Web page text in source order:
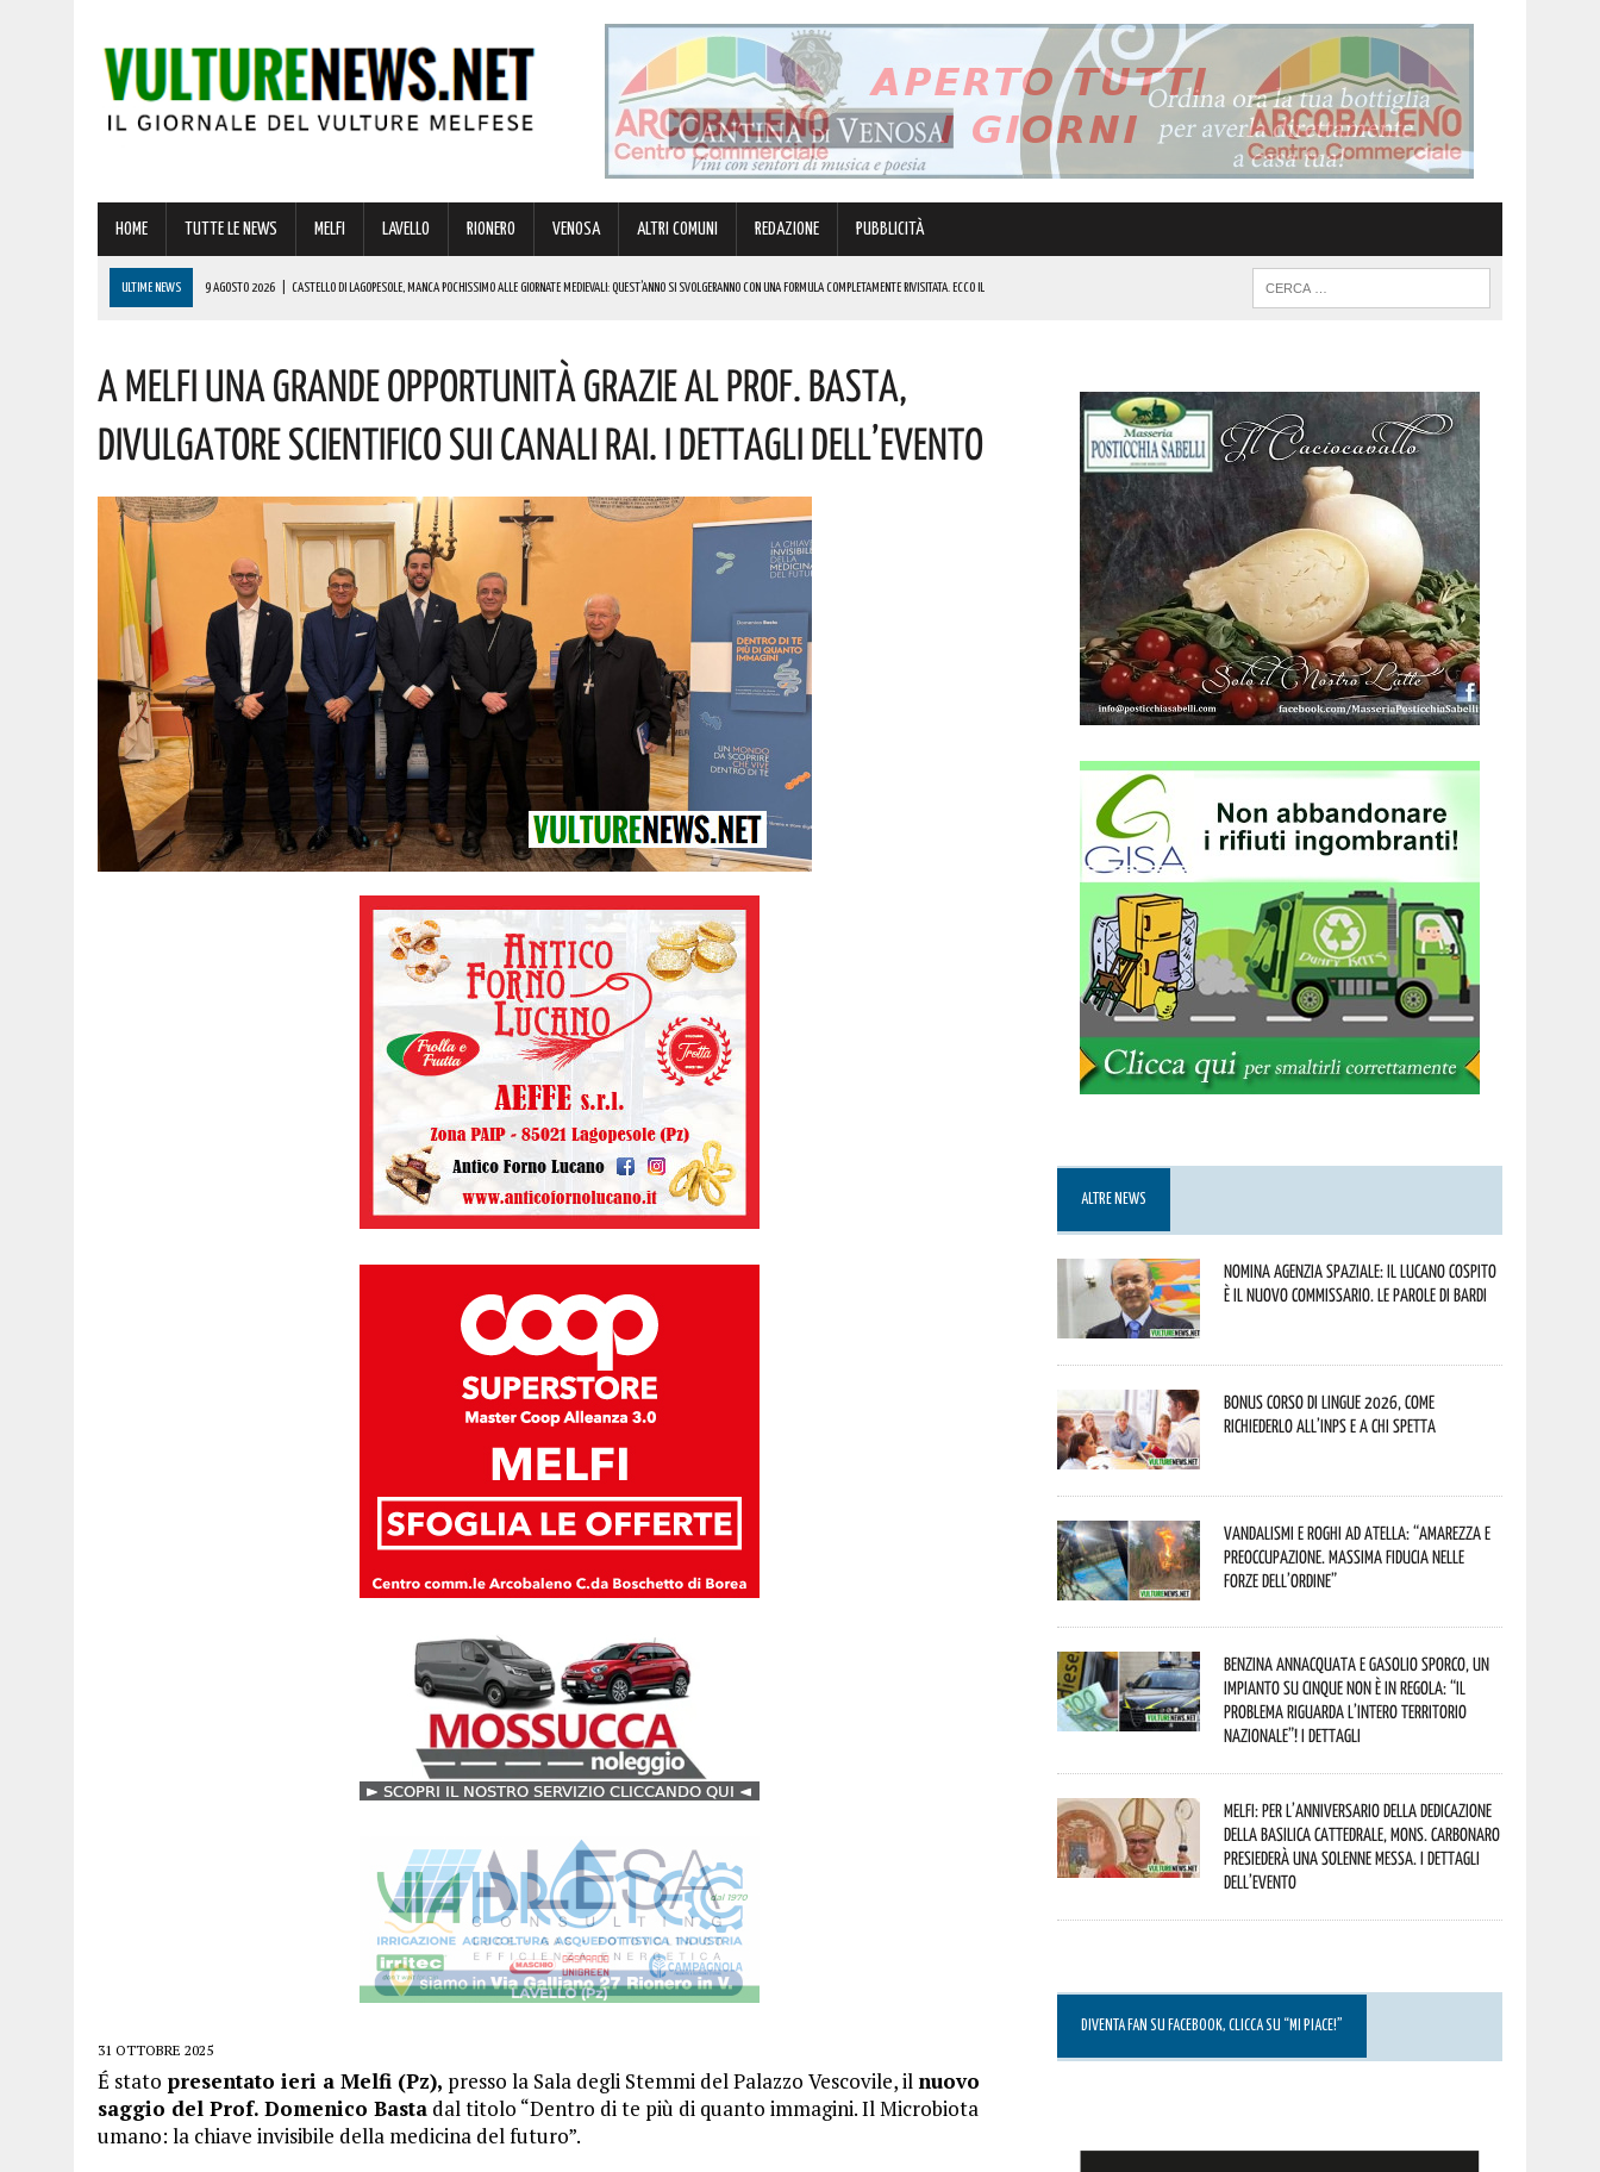
HOME TUTTE LE NEWS MELFI LAVELLO RIONERO VENOSA ALTRI COMUNI REDAZIONE PUBBLICITÀ
ULTIME NEWS 9 AGOSTO 2026 CASTELLO DI LAGOPESOLE, MANCA POCHISSIMO ALLE GIORNATE MEDIEVALI: QUEST’ANNO SI SVOLGERANNO CON UNA FORMULA COMPLETAMENTE RIVISITATA. ECCO IL
8 AGOSTO 2026 BASILICATA, BRUTTO INCIDENTE SU QUESTA STRADA! ELIAMBULANZA SUL POSTO
8 AGOSTO 2026 | FERRERO ASSUME OPERAI SENZA ESPERIENZA: COME PRESENTARE LA DOMANDA
A Melfi Una Grande Opportunità Grazie Al Prof. Basta,
Divulgatore Scientifico Sui Canali Rai. I Dettagli Dell’evento
31 OTTOBRE 2025
É stato presentato ieri a Melfi (Pz), presso la Sala degli Stemmi del Palazzo Vescovile, il nuovo
saggio del Prof. Domenico Basta dal titolo “Dentro di te più di quanto immagini. Il Microbiota
umano: la chiave invisibile della medicina del futuro”.
ALTRE NEWS
Nomina Agenzia Spaziale: il lucano Cospito
è il nuovo commissario. Le parole di Bardi
Bonus corso di lingue 2026, come
richiederlo all’INPS e a chi spetta
Vandalismi e roghi ad Atella: “Amarezza e
preoccupazione. Massima fiducia nelle
Forze dell’Ordine”
Benzina annacquata e gasolio sporco, un
impianto su cinque non è in regola: “il
problema riguarda l’intero territorio
Nazionale”! I dettagli
Melfi: per l’anniversario della Dedicazione
della Basilica Cattedrale, Mons. Carbonaro
presiederà una solenne messa. I dettagli
dell’evento
DIVENTA FAN SU FACEBOOK, CLICCA SU “MI PIACE!”